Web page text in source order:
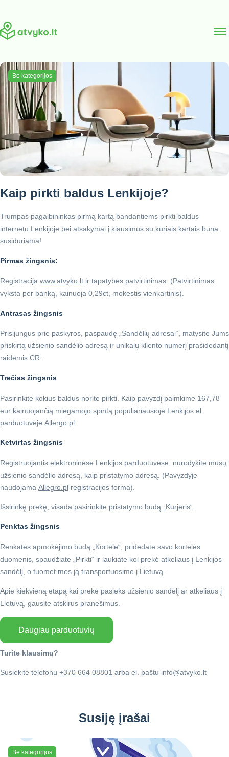
Į
turinįBe kategorijos
Kaip pirkti baldus Lenkijoje?
Trumpas pagalbininkas pirmą kartą bandantiems pirkti baldus
internetu Lenkijoje bei atsakymai į klausimus su kuriais kartais būna
susiduriama!
Pirmas žingsnis:
Registracija www.atvyko.lt ir tapatybės patvirtinimas. (Patvirtinimas
vyksta per banką, kainuoja 0,29ct, mokestis vienkartinis).
Antrasas žingsnis
Prisijungus prie paskyros, paspaudę „Sandėlių adresai“, matysite Jums
priskirtą užsienio sandėlio adresą ir unikalų kliento numerį prasidedantį
raidėmis CR.
Trečias žingsnis
Pasirinkite kokius baldus norite pirkti. Kaip pavyzdį paimkime 167,78
eur kainuojančią miegamojo spintą populiariausioje Lenkijos el.
parduotuvėje Allergo.pl
Ketvirtas žingsnis
Registruojantis elektroninėse Lenkijos parduotuvėse, nurodykite mūsų
užsienio sandėlio adresą, kaip pristatymo adresą. (Pavyzdyje
naudojama Allegro.pl registracijos forma).
Išsirinkę prekę, visada pasirinkite pristatymo būdą „Kurjeris“.
Penktas žingsnis
Renkatės apmokėjimo būdą „Kortele“, pridedate savo kortelės
duomenis, spaudžiate „Pirkti“ ir laukiate kol prekė atkeliaus į Lenkijos
sandėlį, o tuomet mes ją transportuosime į Lietuvą.
Apie kiekvieną etapą kai prekė pasieks užsienio sandėlį ar atkeliaus į
Lietuvą, gausite atskirus pranešimus.
Daugiau parduotuvių
Turite klausimų?
Susiekite telefonu +370 664 08801 arba el. paštu info@atvyko.lt
Susiję įrašai
Be kategorijos